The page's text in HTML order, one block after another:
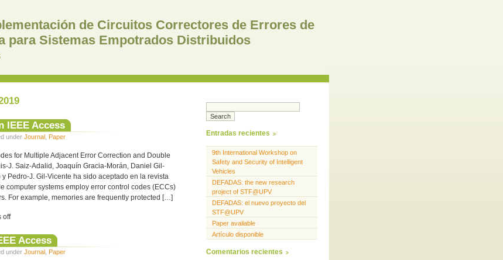
de Circuitos Correctores de Errores de
para Sistemas Empotrados Distribuidos
IEEE Access
under Journal Paper
for Multiple Adjacent Error Correction and Double
J. Saiz-Adalid, Joaquín Gracia-Morán, Daniel Gil-
Pedro-J. Gil-Vicente ha sido aceptado en la revista
computer systems employ error control codes (ECCs)
For example, memories are frequently protected […]
off
Access
under Journal Paper
Entradas recientes
9th International Workshop on
Safety and Security of Intelligent
Vehicles
DEFADAS: the new research
project of STF@UPV
DEFADAS: el nuevo proyecto del
STF@UPV
Paper available
Artículo disponible
Comentarios recientes